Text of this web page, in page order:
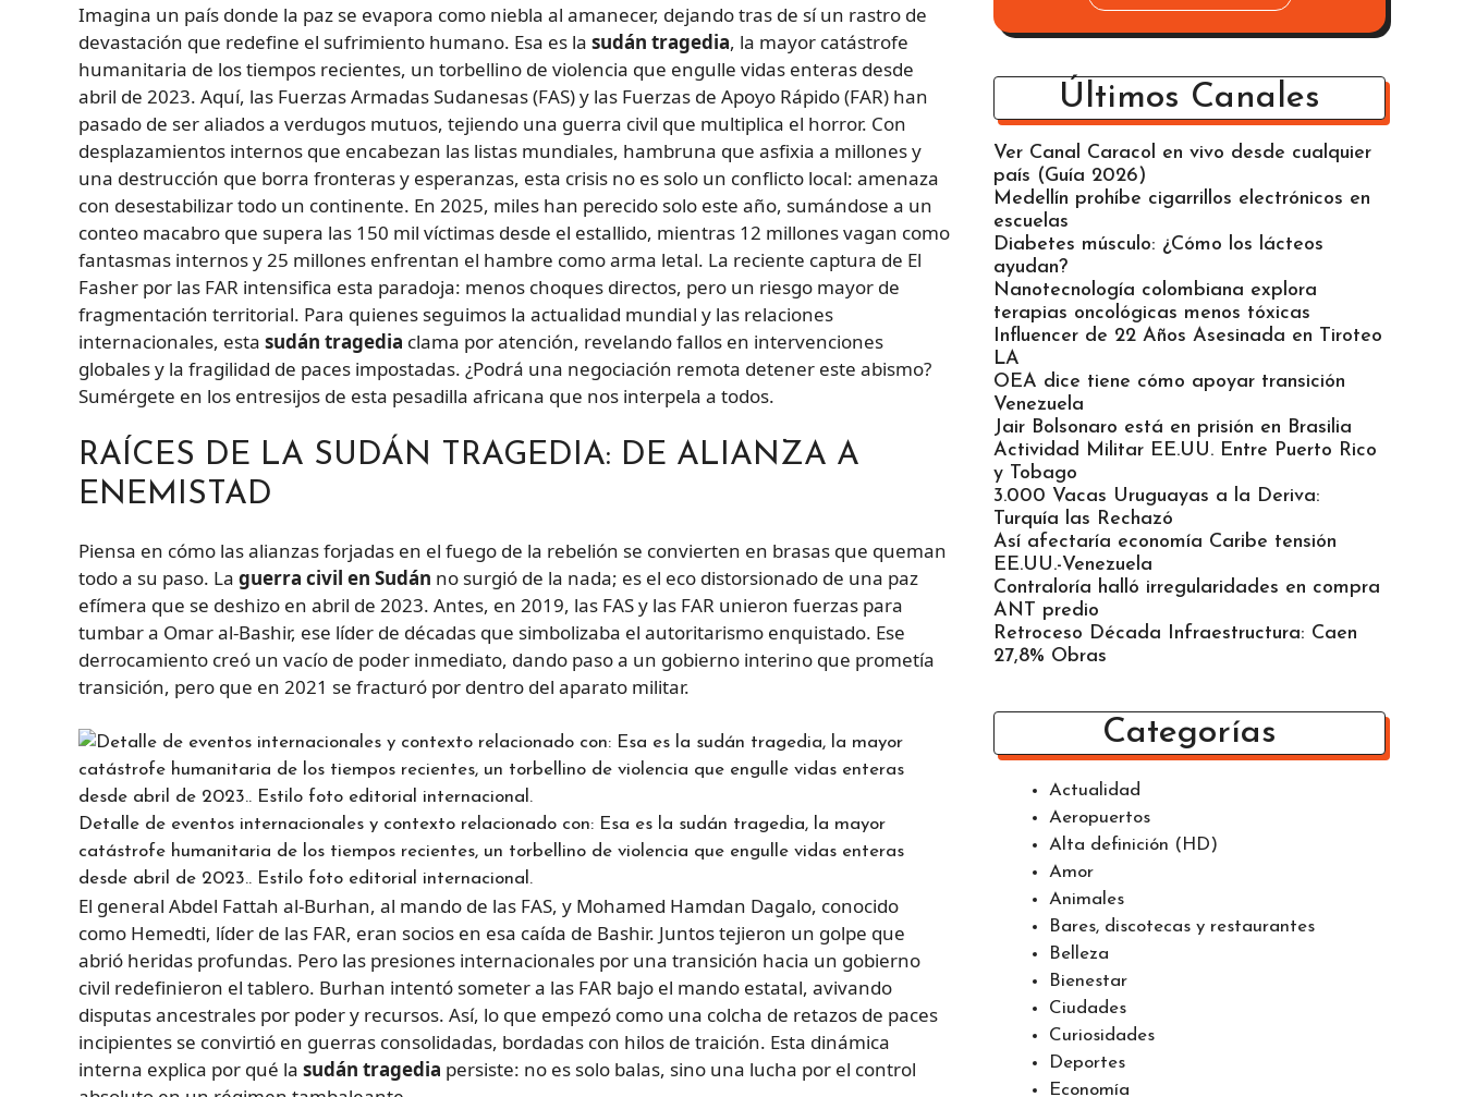
Imagina un país donde la paz se evapora como niebla al amanecer, dejando tras de sí un rastro de
devastación que redefine el sufrimiento humano. Esa es la sudán tragedia, la mayor catástrofe
humanitaria de los tiempos recientes, un torbellino de violencia que engulle vidas enteras desde
abril de 2023. Aquí, las Fuerzas Armadas Sudanesas (FAS) y las Fuerzas de Apoyo Rápido (FAR) han
pasado de ser aliados a verdugos mutuos, tejiendo una guerra civil que multiplica el horror. Con
desplazamientos internos que encabezan las listas mundiales, hambruna que asfixia a millones y
una destrucción que borra fronteras y esperanzas, esta crisis no es solo un conflicto local: amenaza
con desestabilizar todo un continente. En 2025, miles han perecido solo este año, sumándose a un
conteo macabro que supera las 150 mil víctimas desde el estallido, mientras 12 millones vagan como
fantasmas internos y 25 millones enfrentan el hambre como arma letal. La reciente captura de El
Fasher por las FAR intensifica esta paradoja: menos choques directos, pero un riesgo mayor de
fragmentación territorial. Para quienes seguimos la actualidad mundial y las relaciones
internacionales, esta sudán tragedia clama por atención, revelando fallos en intervenciones
globales y la fragilidad de paces impostadas. ¿Podrá una negociación remota detener este abismo?
Sumérgete en los entresijos de esta pesadilla africana que nos interpela a todos.
RAÍCES DE LA SUDÁN TRAGEDIA: DE ALIANZA A
ENEMISTAD
Piensa en cómo las alianzas forjadas en el fuego de la rebelión se convierten en brasas que queman
todo a su paso. La guerra civil en Sudán no surgió de la nada; es el eco distorsionado de una paz
efímera que se deshizo en abril de 2023. Antes, en 2019, las FAS y las FAR unieron fuerzas para
tumbar a Omar al-Bashir, ese líder de décadas que simbolizaba el autoritarismo enquistado. Ese
derrocamiento creó un vacío de poder inmediato, dando paso a un gobierno interino que prometía
transición, pero que en 2021 se fracturó por dentro del aparato militar.
Detalle de eventos internacionales y contexto relacionado con: Esa es la sudán tragedia, la mayor
catástrofe humanitaria de los tiempos recientes, un torbellino de violencia que engulle vidas enteras
desde abril de 2023.. Estilo foto editorial internacional.
El general Abdel Fattah al-Burhan, al mando de las FAS, y Mohamed Hamdan Dagalo, conocido
como Hemedti, líder de las FAR, eran socios en esa caída de Bashir. Juntos tejieron un golpe que
abrió heridas profundas. Pero las presiones internacionales por una transición hacia un gobierno
civil redefinieron el tablero. Burhan intentó someter a las FAR bajo el mando estatal, avivando
disputas ancestrales por poder y recursos. Así, lo que empezó como una colcha de retazos de paces
incipientes se convirtió en guerras consolidadas, bordadas con hilos de traición. Esta dinámica
interna explica por qué la sudán tragedia persiste: no es solo balas, sino una lucha por el control
Últimos Canales
Ver Canal Caracol en vivo desde cualquier
país (Guía 2026)
Medellín prohíbe cigarrillos electrónicos en
escuelas
Diabetes músculo: ¿Cómo los lácteos
ayudan?
Nanotecnología colombiana explora
terapias oncológicas menos tóxicas
Influencer de 22 Años Asesinada en Tiroteo
LA
OEA dice tiene cómo apoyar transición
Venezuela
Jair Bolsonaro está en prisión en Brasilia
Actividad Militar EE.UU. Entre Puerto Rico
y Tobago
3.000 Vacas Uruguayas a la Deriva:
Turquía las Rechazó
Así afectaría economía Caribe tensión
EE.UU.-Venezuela
Contraloría halló irregularidades en compra
ANT predio
Retroceso Década Infraestructura: Caen
27,8% Obras
Categorías
Actualidad
Aeropuertos
Alta definición (HD)
Amor
Animales
Bares, discotecas y restaurantes
Belleza
Bienestar
Ciudades
Curiosidades
Deportes
Economía